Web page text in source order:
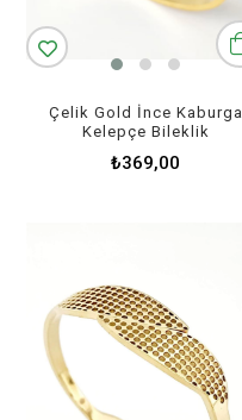
Çelik Gold İnce Kaburga
Kelepçe Bileklik
₺369,00